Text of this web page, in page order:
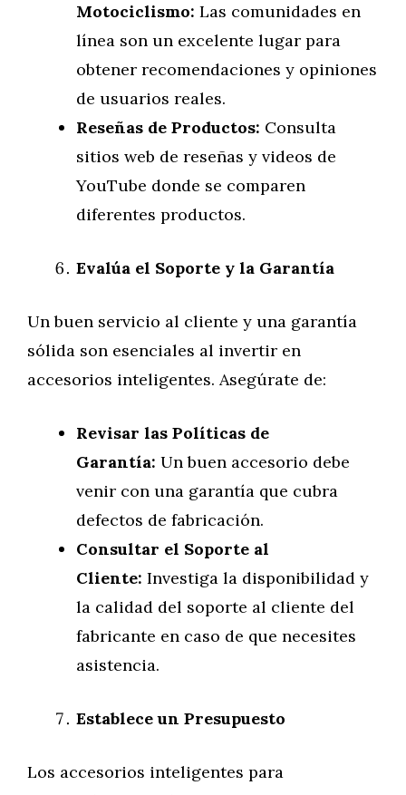
Motociclismo: Las comunidades en
línea son un excelente lugar para
obtener recomendaciones y opiniones
de usuarios reales.
Reseñas de Productos: Consulta
sitios web de reseñas y videos de
YouTube donde se comparen
diferentes productos.
Evalúa el Soporte y la Garantía
Un buen servicio al cliente y una garantía
sólida son esenciales al invertir en
accesorios inteligentes. Asegúrate de:
Revisar las Políticas de
Garantía: Un buen accesorio debe
venir con una garantía que cubra
defectos de fabricación.
Consultar el Soporte al
Cliente: Investiga la disponibilidad y
la calidad del soporte al cliente del
fabricante en caso de que necesites
asistencia.
Establece un Presupuesto
Los accesorios inteligentes para